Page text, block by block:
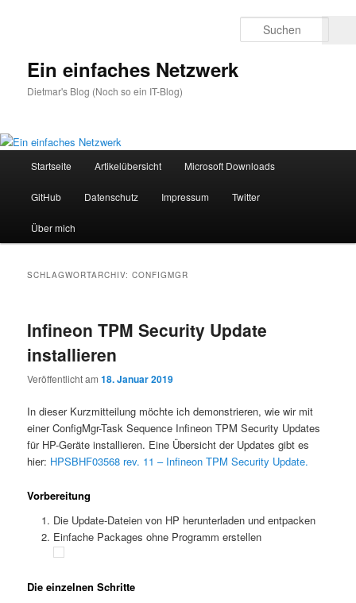
Ein einfaches Netzwerk
Dietmar's Blog (Noch so ein IT-Blog)
Startseite Artikelübersicht Microsoft Downloads
GitHub Datenschutz Impressum Twitter
Über mich
SCHLAGWORTARCHIV:CONFIGMGR
Infineon TPM Security Update
installieren
Veröffentlicht am18. Januar 2019
In dieser Kurzmitteilung möchte ich demonstrieren, wie wir mit
einer ConfigMgr-Task Sequence Infineon TPM Security Updates
für HP-Geräte installieren. Eine Übersicht der Updates gibt es
hier: HPSBHF03568 rev. 11 – Infineon TPM Security Update.
Vorbereitung
Die Update-Dateien von HP herunterladen und entpacken
Einfache Packages ohne Programm erstellen
Die einzelnen Schritte